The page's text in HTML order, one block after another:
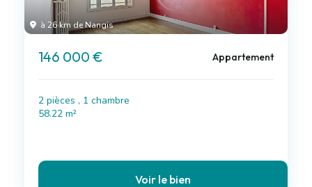
à 26 km de Nangis
146 000 € Appartement
2 pièces , 1 chambre
58.22 m²
Voir le bien